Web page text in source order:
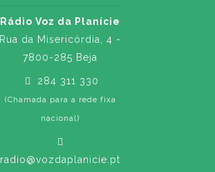
Rádio Voz da Planície
Rua da Misericórdia, 4 -
7800-285 Beja
284 311 330
(Chamada para a rede fixa
nacional)
radio@vozdaplanicie.pt